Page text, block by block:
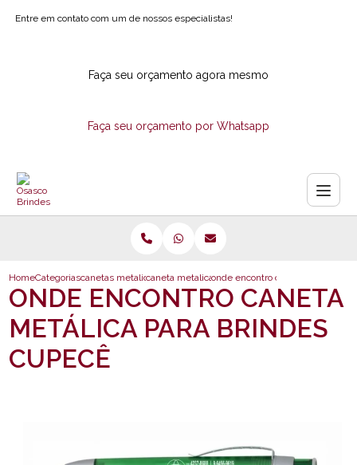
Entre em contato com um de nossos especialistas!
Faça seu orçamento agora mesmo
Faça seu orçamento por Whatsapp
HomeCategoriascanetas metalicascaneta metalica para brindesonde encontro caneta metalica
ONDE ENCONTRO CANETA
METÁLICA PARA BRINDES
CUPECÊ